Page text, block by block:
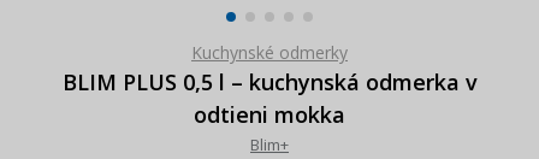
Kuchynské odmerky
BLIM PLUS 0,5 l – kuchynská odmerka v
odtieni mokka
Blim+